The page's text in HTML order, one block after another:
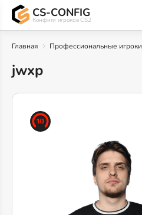
CS-CONFIG
Конфиги игроков CS2
Главная Профессиональные игроки
jwxp